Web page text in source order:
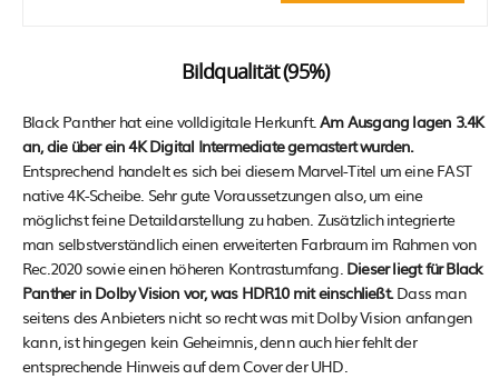
Bildqualität (95%)
Black Panther hat eine volldigitale Herkunft.Am Ausgang lagen 3.4K
an, die über ein 4K Digital Intermediate gemastert wurden.
Entsprechend handelt es sich bei diesem Marvel-Titel um eine FAST
native 4K-Scheibe. Sehr gute Voraussetzungen also, um eine
möglichst feine Detaildarstellung zu haben. Zusätzlich integrierte
man selbstverständlich einen erweiterten Farbraum im Rahmen von
Rec.2020 sowie einen höheren Kontrastumfang. Dieser liegt für Black
Panther in Dolby Vision vor, was HDR10 mit einschließt.Dass man
seitens des Anbieters nicht so recht was mit Dolby Vision anfangen
kann, ist hingegen kein Geheimnis, denn auch hier fehlt der
entsprechende Hinweis auf dem Cover der UHD.